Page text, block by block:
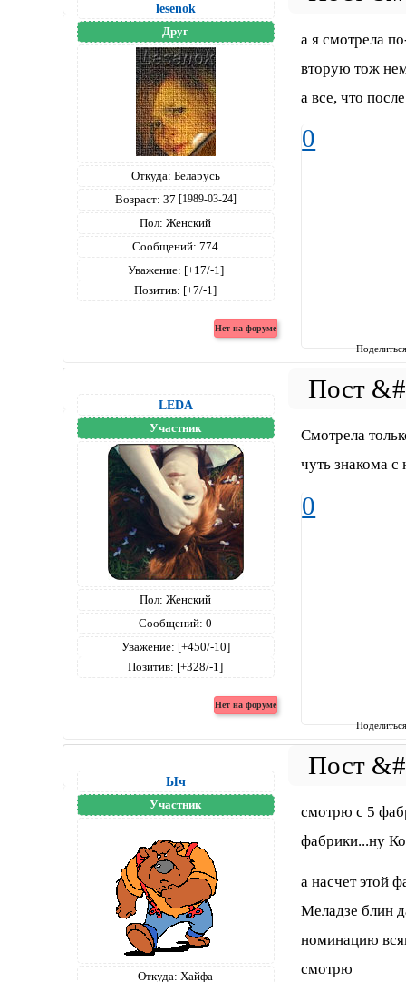
lesenok
Друг
Откуда: Беларусь
Возраст: 37 [1989-03-24]
Пол: Женский
Сообщений: 774
Уважение: [+17/-1]
Позитив: [+7/-1]
а я смотрела
вторую тож
а все, что
0
LEDA
Участник
Пол: Женский
Сообщений: 0
Уважение: [+450/-10]
Позитив: [+328/-1]
Смотрела
чуть знакома с
0
Ыч
Участник
Откуда: Хайфа
смотрю с 5
фабрики...ну
а насчет этой
Меладзе блин
номинацию
смотрю